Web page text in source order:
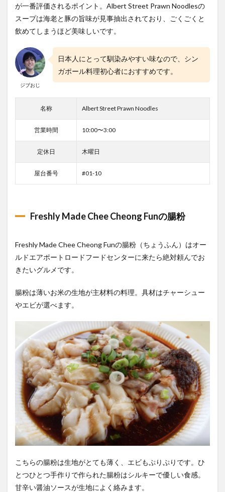
が一番評価されるポイント。Albert Street Prawn Noodlesの
スープは海老と豚の旨味が見事抽出されており、ごくごくと
飲めてしまうほど美味しいです。
ジブおじ
日本人にとって馴染みやすい味なので、シン
ガポール料理初心者におすすめです。
名称 Albert Street Prawn Noodles
営業時間 10:00〜3:00
定休日 木曜日
屋台番号 #01-10
Freshly Made Chee Cheong Funの腸粉
Freshly Made Chee Cheong Funの腸粉（ちょうふん）はオー
ルドエアポートロードフードセンターに来たら絶対頼んでお
きたいグルメです。
腸粉は薄いお米の生地が主材料の料理。具材はチャーシュー
やエビが選べます。
こちらの腸粉は生地がとても薄く、エビもぷりぷりです。ひ
とつひとつ手作りで作られた腸粉はシルキーで優しい食感。
甘辛い醤油ソースが生地によく絡みます。